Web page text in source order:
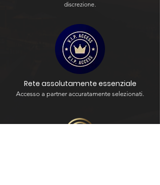
discrezione.
Rete assolutamente essenziale
Accesso a partner accuratamente selezionati.